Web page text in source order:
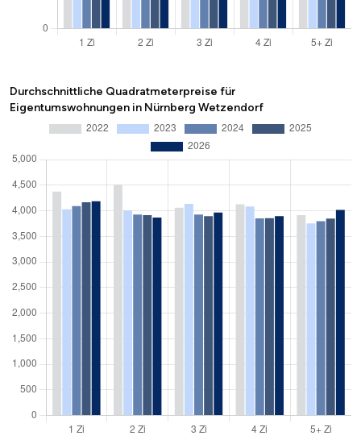
Durchschnittliche Quadratmeterpreise für
Eigentumswohnungen in Nürnberg Wetzendorf